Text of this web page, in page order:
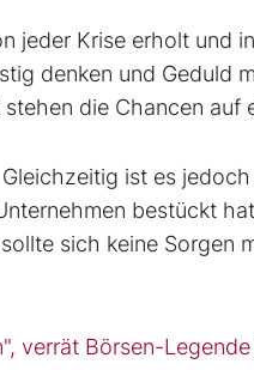
jeder Krise erholt und
denken und Geduld
die Chancen auf
ist es
bestückt
sich keine Sorgen
verrät Börsen-